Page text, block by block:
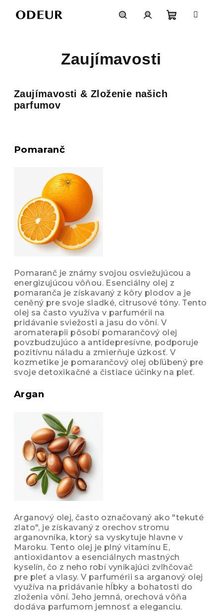
Zaujímavosti
Zaujímavosti & Zloženie našich
parfumov
Pomaranč
Pomaranč je známy svojou osviežujúcou a
energizujúcou vôňou. Esenciálny olej z
pomaranča je získavaný z kôry plodov a je
ceněný pre svoje sladké, citrusové tóny. Tento
olej sa často využíva v parfumérii na
pridávanie sviežosti a jasu do vôní. V
aromaterapii pôsobí pomarančový olej
povzbudzujúco a antidepresívne, podporuje
pozitívnu náladu a zmierňuje úzkosť. V
kozmetike je pomarančový olej obľúbený pre
svoje detoxikačné a čistiace účinky na pleť.
Argan
Arganový olej, často označovaný ako "tekuté
zlato", je získavaný z orechov stromu
arganovníka, ktorý sa vyskytuje hlavne v
Maroku. Tento olej je plný vitamínu E,
antioxidantov a esenciálnych mastných
kyselín, čo z neho robí vynikajúci zvlhčovač
pre pleť a vlasy. V parfumérii sa arganový olej
využíva na pridávanie hĺbky a bohatosti do
zloženia vôní. Jeho jemná, orechová vôňa
dodáva parfumom jemnosť a eleganciu.